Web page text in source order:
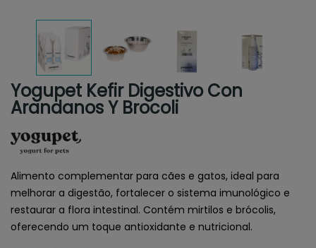
Yogupet Kefir Digestivo Con
Arandanos Y Brocoli
Alimento complementar para cães e gatos, ideal para
melhorar a digestão, fortalecer o sistema imunológico e
restaurar a flora intestinal. Contém mirtilos e brócolis,
oferecendo um toque antioxidante e nutricional.